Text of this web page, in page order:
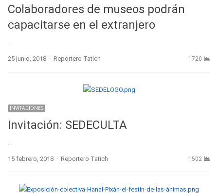
Colaboradores de museos podrán
capacitarse en el extranjero
25 junio, 2018 Author
Reportero Tatich 1720
INVITACIONES
Invitación: SEDECULTA
15 febrero, 2018 Author
Reportero Tatich 1502